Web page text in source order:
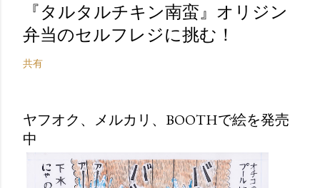
『タルタルチキン南蛮』オリジン
弁当のセルフレジに挑む！
共有
ヤフオク、メルカリ、BOOTHで絵を発売
中